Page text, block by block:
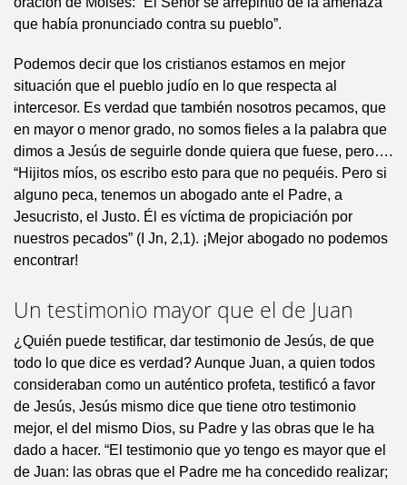
que había pronunciado contra su pueblo”.
Podemos decir que los cristianos estamos en mejor
situación que el pueblo judío en lo que respecta al
intercesor. Es verdad que también nosotros pecamos, que
en mayor o menor grado, no somos fieles a la palabra que
dimos a Jesús de seguirle donde quiera que fuese, pero….
“Hijitos míos, os escribo esto para que no pequéis. Pero si
alguno peca, tenemos un abogado ante el Padre, a
Jesucristo, el Justo. Él es víctima de propiciación por
nuestros pecados” (I Jn, 2,1). ¡Mejor abogado no podemos
encontrar!
Un testimonio mayor que el de Juan
¿Quién puede testificar, dar testimonio de Jesús, de que
todo lo que dice es verdad? Aunque Juan, a quien todos
consideraban como un auténtico profeta, testificó a favor
de Jesús, Jesús mismo dice que tiene otro testimonio
mejor, el del mismo Dios, su Padre y las obras que le ha
dado a hacer. “El testimonio que yo tengo es mayor que el
de Juan: las obras que el Padre me ha concedido realizar;